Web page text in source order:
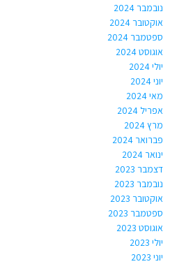
נובמבר 2024
אוקטובר 2024
ספטמבר 2024
אוגוסט 2024
יולי 2024
יוני 2024
מאי 2024
אפריל 2024
מרץ 2024
פברואר 2024
ינואר 2024
דצמבר 2023
נובמבר 2023
אוקטובר 2023
ספטמבר 2023
אוגוסט 2023
יולי 2023
יוני 2023